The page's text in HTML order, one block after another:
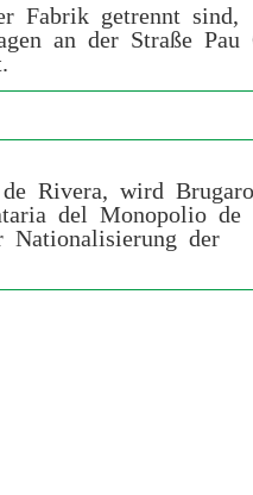
Fabrik getrennt sind,
an der Straße Pau
Rivera, wird
del Monopolio de
Nationalisierung der